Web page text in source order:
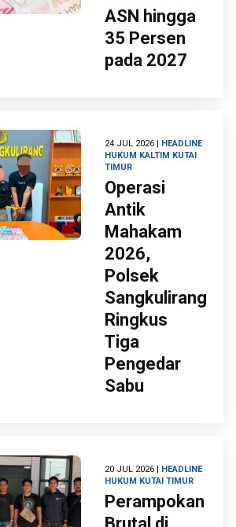
ASN hingga
35 Persen
pada 2027
24 JUL 2026 | HEADLINE
HUKUM KALTIM KUTAI
TIMUR
Operasi
Antik
Mahakam
2026,
Polsek
Sangkulirang
Ringkus
Tiga
Pengedar
Sabu
20 JUL 2026 | HEADLINE
HUKUM KUTAI TIMUR
Perampokan